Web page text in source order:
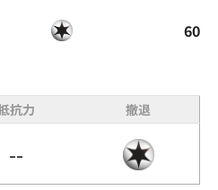
60
抗力 撤退
--